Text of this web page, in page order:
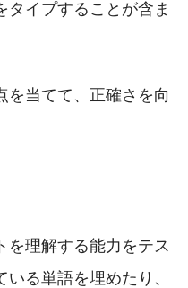
イプすることが含ま
を当てて、正確さを向
を理解する能力をテス
る単語を埋めたり、